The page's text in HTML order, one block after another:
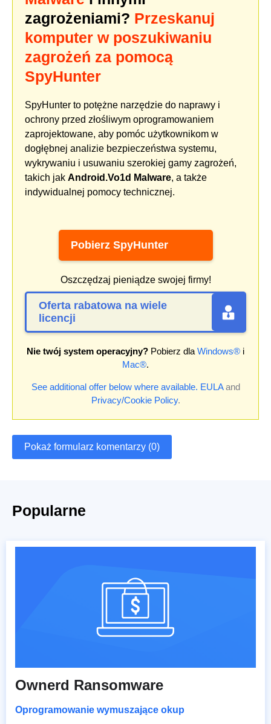
zagrożeniami? Przeskanuj
komputer w poszukiwaniu
zagrożeń za pomocą
SpyHunter
SpyHunter to potężne narzędzie do naprawy i
ochrony przed złośliwym oprogramowaniem
zaprojektowane, aby pomóc użytkownikom w
dogłębnej analizie bezpieczeństwa systemu,
wykrywaniu i usuwaniu szerokiej gamy zagrożeń,
takich jak Android.Vo1d Malware, a także
indywidualnej pomocy technicznej.
Pobierz SpyHunter
Oszczędzaj pieniądze swojej firmy!
Oferta rabatowa na wiele
licencji
Nie twój system operacyjny? Pobierz dla Windows® i
Mac®.
See additional offer below where available. EULAand
Privacy/Cookie Policy.
Pokaż formularz komentarzy (0)
Popularne
Ownerd Ransomware
Oprogramowanie wymuszające okup